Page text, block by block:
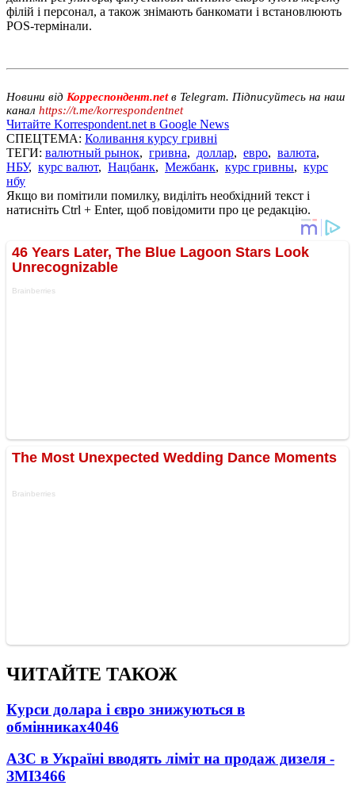
філій і персонал, а також знімають банкомати і встановлюють
POS-термінали.
Новини від Корреспондент.netв Telegram. Підписуйтесь на наш
канал https://t.me/korrespondentnet
Читайте Korrespondent.net в Google News
СПЕЦТЕМА: Коливання курсу гривні
ТЕГИ: валютный рынок, гривна, доллар, евро, валюта,
НБУ, курс валют, Нацбанк, Межбанк, курс гривны, курс
нбу
Якщо ви помітили помилку, виділіть необхідний текст і
натисніть Ctrl + Enter, щоб повідомити про це редакцію.
ЧИТАЙТЕ ТАКОЖ
Курси долара і євро знижуються в
обмінниках4046
АЗС в Україні вводять ліміт на продаж дизеля -
ЗМІ3466